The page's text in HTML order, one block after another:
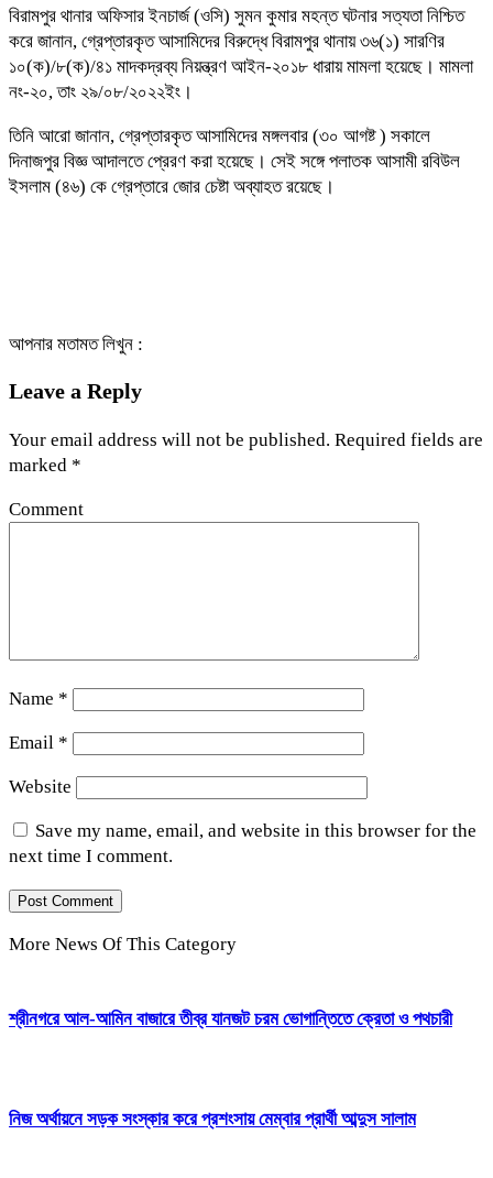
বিরামপুর থানার অফিসার ইনচার্জ (ওসি) সুমন কুমার মহন্ত ঘটনার সত্যতা নিশ্চিত
করে জানান, গ্রেপ্তারকৃত আসামিদের বিরুদ্ধে বিরামপুর থানায় ৩৬(১) সারণির
১০(ক)/৮(ক)/৪১ মাদকদ্রব্য নিয়ন্ত্রণ আইন-২০১৮ ধারায় মামলা হয়েছে। মামলা
নং-২০, তাং ২৯/০৮/২০২২ইং।
তিনি আরো জানান, গ্রেপ্তারকৃত আসামিদের মঙ্গলবার (৩০ আগষ্ট ) সকালে
দিনাজপুর বিজ্ঞ আদালতে প্রেরণ করা হয়েছে। সেই সঙ্গে পলাতক আসামী রবিউল
ইসলাম (৪৬) কে গ্রেপ্তারে জোর চেষ্টা অব্যাহত রয়েছে।
আপনার মতামত লিখুন :
Leave a Reply
Your email address will not be published. Required fields are
marked *
Comment
Name *
Email *
Website
Save my name, email, and website in this browser for the
next time I comment.
More News Of This Category
শ্রীনগরে আল-আমিন বাজারে তীব্র যানজট চরম ভোগান্তিতে ক্রেতা ও পথচারী
নিজ অর্থায়নে সড়ক সংস্কার করে প্রশংসায় মেম্বার প্রার্থী আব্দুস সালাম